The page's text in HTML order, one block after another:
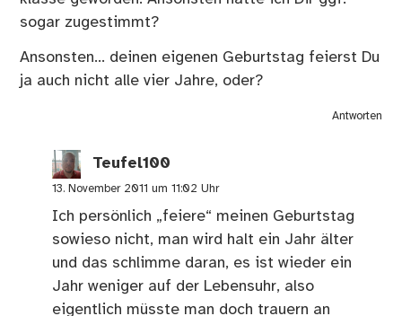
sogar zugestimmt?
Ansonsten… deinen eigenen Geburtstag feierst Du
ja auch nicht alle vier Jahre, oder?
Antworten
Teufel100
13. November 2011 um 11:02 Uhr
Ich persönlich „feiere“ meinen Geburtstag
sowieso nicht, man wird halt ein Jahr älter
und das schlimme daran, es ist wieder ein
Jahr weniger auf der Lebensuhr, also
eigentlich müsste man doch trauern an